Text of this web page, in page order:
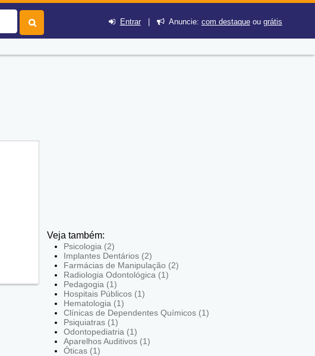
Entrar| Anuncie: com destaqueou grátis
Veja também:
Psicologia (2)
Implantes Dentários (2)
Farmácias de Manipulação (2)
Radiologia Odontológica (1)
Pedagogia (1)
Hospitais Públicos (1)
Hematologia (1)
Clínicas de Dependentes Químicos (1)
Psiquiatras (1)
Odontopediatria (1)
Aparelhos Auditivos (1)
Óticas (1)